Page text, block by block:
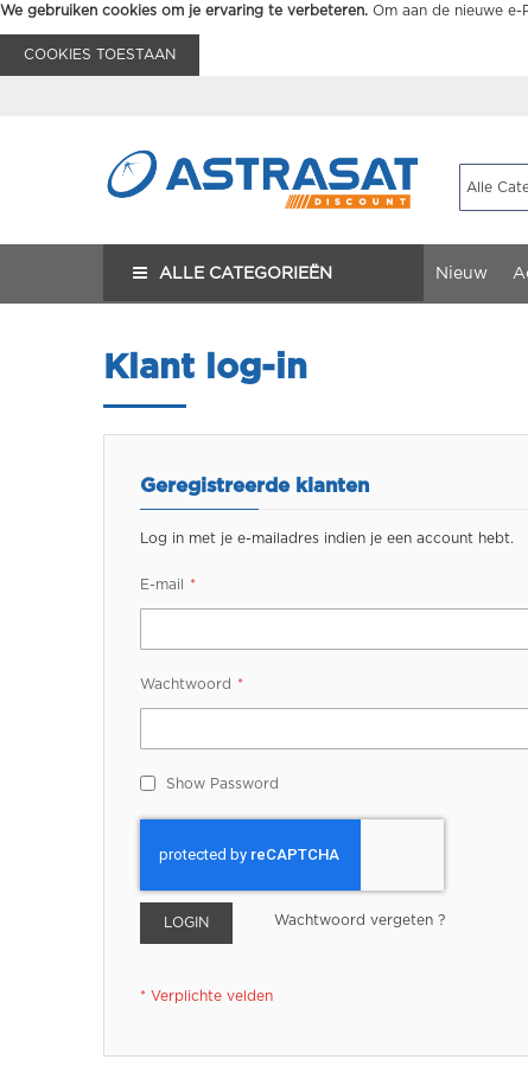
We gebruiken cookies om je ervaring te verbeteren. Om aan de nieuwe
COOKIES TOESTAAN
ALLE CATEGORIEËN Nieuw
Klant log-in
Geregistreerde klanten
Log in met je e-mailadres indien je een account hebt.
E-mail
Wachtwoord
Show Password
LOGIN Wachtwoord vergeten ?